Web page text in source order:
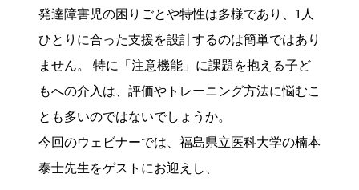
発達障害児の困りごとや特性は多様であり、1人
ひとりに合った支援を設計するのは簡単ではあり
ません。 特に「注意機能」に課題を抱える子ど
もへの介入は、評価やトレーニング方法に悩むこ
とも多いのではないでしょうか。
今回のウェビナーでは、福島県立医科大学の楠本
泰士先生をゲストにお迎えし、